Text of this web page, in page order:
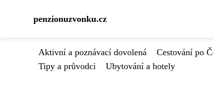
penzionuzvonku.cz
Aktivní a poznávací dovolená Cestování po
Tipy a průvodci
Ubytování a hotely